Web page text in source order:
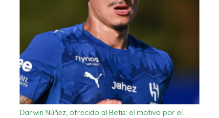
Darwin Núñez, ofrecido al Betis: el motivo por el…